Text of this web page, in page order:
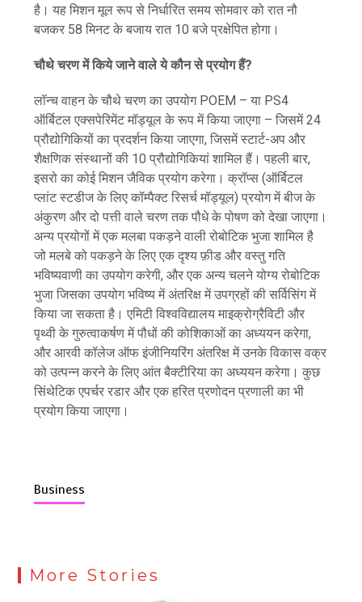
है। यह मिशन मूल रूप से निर्धारित समय सोमवार को रात नौ
बजकर 58 मिनट के बजाय रात 10 बजे प्रक्षेपित होगा।
चौथे चरण में किये जाने वाले ये कौन से प्रयोग हैं?
लॉन्च वाहन के चौथे चरण का उपयोग POEM – या PS4
ऑर्बिटल एक्सपेरिमेंट मॉड्यूल के रूप में किया जाएगा – जिसमें 24
प्रौद्योगिकियों का प्रदर्शन किया जाएगा, जिसमें स्टार्ट-अप और
शैक्षणिक संस्थानों की 10 प्रौद्योगिकियां शामिल हैं। पहली बार,
इसरो का कोई मिशन जैविक प्रयोग करेगा। क्रॉप्स (ऑर्बिटल
प्लांट स्टडीज के लिए कॉम्पैक्ट रिसर्च मॉड्यूल) प्रयोग में बीज के
अंकुरण और दो पत्ती वाले चरण तक पौधे के पोषण को देखा जाएगा।
अन्य प्रयोगों में एक मलबा पकड़ने वाली रोबोटिक भुजा शामिल है
जो मलबे को पकड़ने के लिए एक दृश्य फ़ीड और वस्तु गति
भविष्यवाणी का उपयोग करेगी, और एक अन्य चलने योग्य रोबोटिक
भुजा जिसका उपयोग भविष्य में अंतरिक्ष में उपग्रहों की सर्विसिंग में
किया जा सकता है। एमिटी विश्वविद्यालय माइक्रोग्रैविटी और
पृथ्वी के गुरुत्वाकर्षण में पौधों की कोशिकाओं का अध्ययन करेगा,
और आरवी कॉलेज ऑफ इंजीनियरिंग अंतरिक्ष में उनके विकास वक्र
को उत्पन्न करने के लिए आंत बैक्टीरिया का अध्ययन करेगा। कुछ
सिंथेटिक एपर्चर रडार और एक हरित प्रणोदन प्रणाली का भी
प्रयोग किया जाएगा।
Business
More Stories